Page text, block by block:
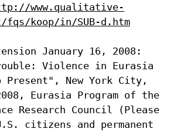
www.qualitative-
fqs/koop/in/SUB-d.htm
January 16, 2008:
Violence in Eurasia
Present", New York City,
Eurasia Program of the
Research Council (Please
citizens and permanent